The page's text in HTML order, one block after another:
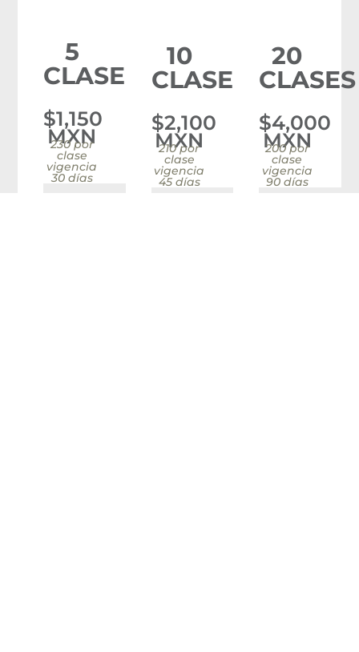
5
CLASES
$1,150
MXN
230 por
clase
vigencia
30 días
10
CLASES
$2,100
MXN
210 por
clase
vigencia
45 días
20
CLASES
$4,000
MXN
200 por
clase
vigencia
90 días